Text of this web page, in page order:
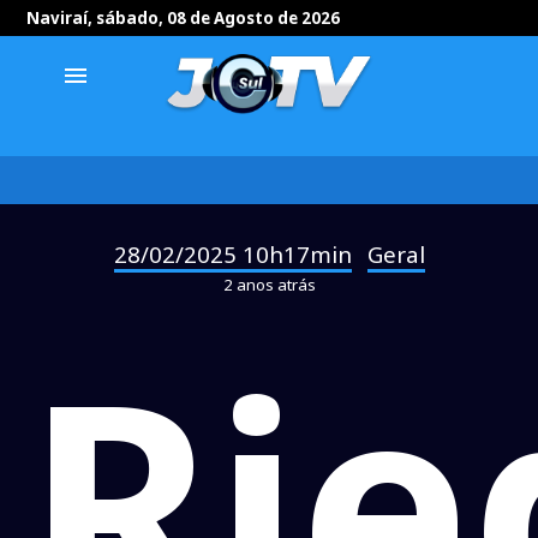
Naviraí, sábado, 08 de Agosto de 2026
menu
28/02/2025 10h17min Geral
2 anos atrás